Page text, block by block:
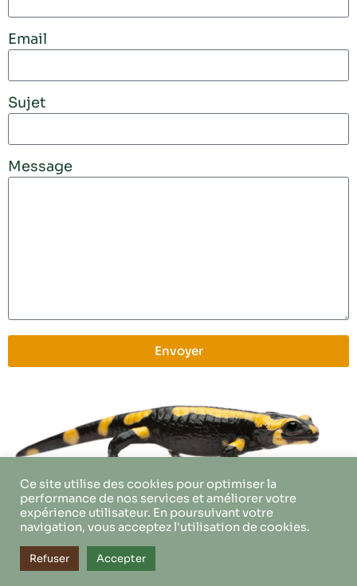
Email
Sujet
Message
Envoyer
Ce site utilise des cookies pour optimiser la
performance de nos services et améliorer votre
expérience utilisateur. En poursuivant votre
navigation, vous acceptez l'utilisation de cookies.
Refuser Accepter